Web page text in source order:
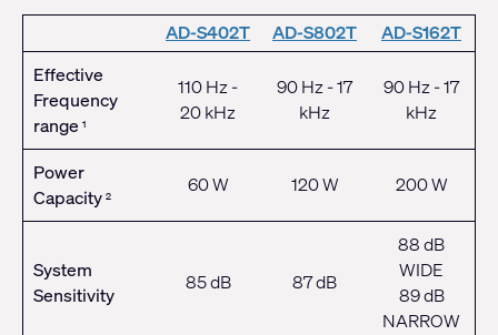
AD-S402T AD-S802T
AD-S162T
Effective
Frequency
range1
110 Hz -
20 kHz
90 Hz - 17
kHz
90 Hz - 17
kHz
Power
Capacity2 60 W 120 W 200 W
System
Sensitivity
85 dB 87 dB
88 dB
WIDE
89 dB
NARROW